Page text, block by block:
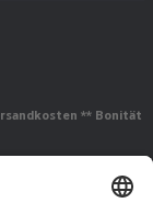
** Bonität